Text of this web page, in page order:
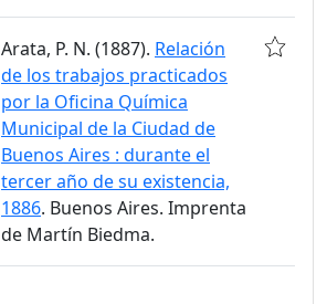
Arata, P. N. (1887). Relación
de los trabajos practicados
por la Oficina Química
Municipal de la Ciudad de
Buenos Aires : durante el
tercer año de su existencia,
1886. Buenos Aires. Imprenta
de Martín Biedma.